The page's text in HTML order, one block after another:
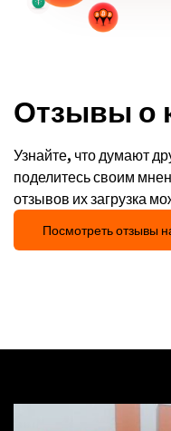
Отзывы о
Узнайте, что думают
поделитесь своим
отзывов их загрузка
Посмотреть отзывы